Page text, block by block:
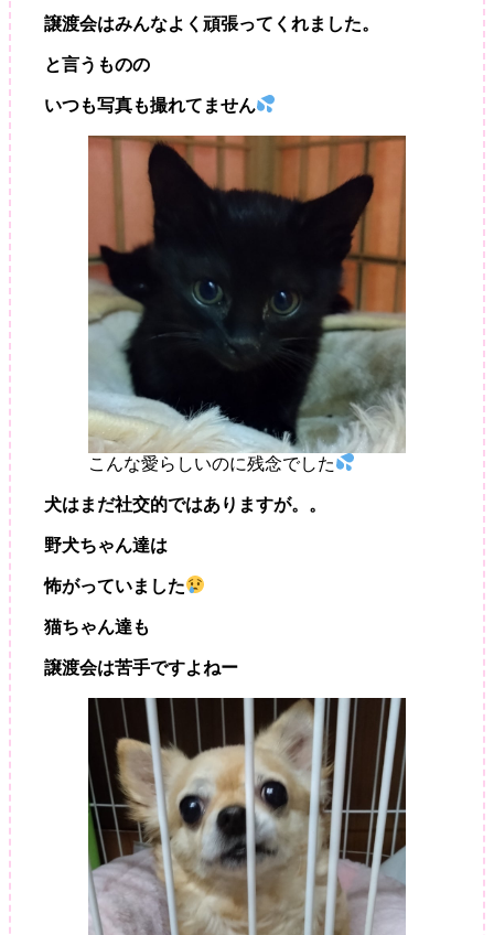
譲渡会はみんなよく頑張ってくれました。
と言うものの
いつも写真も撮れてません
こんな愛らしいのに残念でした
犬はまだ社交的ではありますが。。
野犬ちゃん達は
怖がっていました
猫ちゃん達も
譲渡会は苦手ですよねー